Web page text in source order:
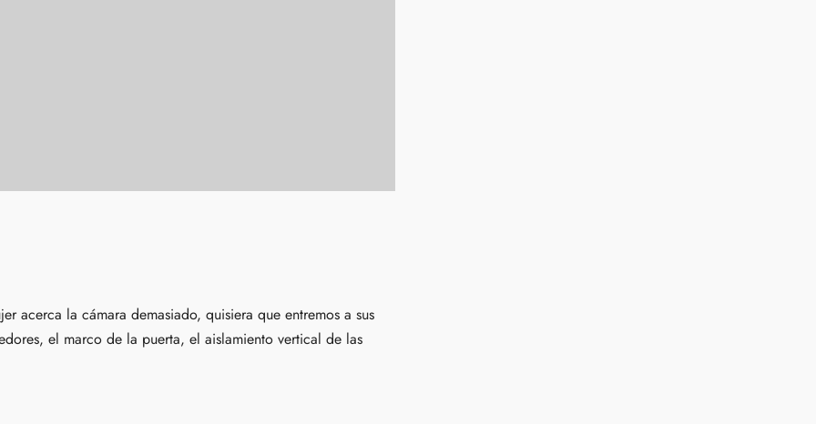
acerca la cámara demasiado, quisiera que entremos a sus
el marco de la puerta, el aislamiento vertical de las